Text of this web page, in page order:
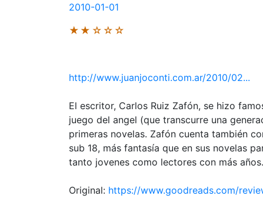
2010-01-01
★★☆☆☆
http://www.juanjoconti.com.ar/2010/02...
El escritor, Carlos Ruiz Zafón, se hizo
juego del angel (que transcurre una
primeras novelas. Zafón cuenta también
sub 18, más fantasía que en sus novelas
tanto jovenes como lectores con más años.
Original: https://www.goodreads.com/